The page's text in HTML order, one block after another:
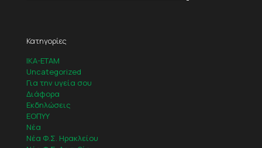
Κατηγορίες
IKA-ETAM
Uncategorized
Για την υγεία σου
Διάφορα
Εκδηλώσεις
ΕΟΠΥΥ
Νέα
Νέα Φ.Σ. Ηρακλείου